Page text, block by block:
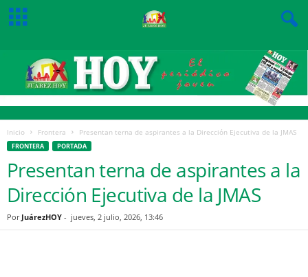
Inicio Frontera Presentan terna de aspirantes a la Dirección Ejecutiva de la JMAS
FRONTERA PORTADA
Presentan terna de aspirantes a la
Dirección Ejecutiva de la JMAS
Por JuárezHOY - jueves, 2 julio, 2026, 13:46